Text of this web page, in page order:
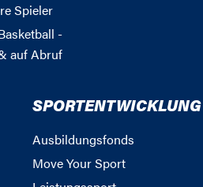
Spieler
-
auf Abruf
SPORTENTWICKLUNG
Ausbildungsfonds
Move Your Sport